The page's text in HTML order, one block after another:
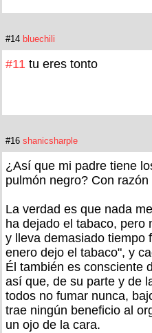
#14 bluechili
#11 tu eres tonto
#16 shanicsharple
¿Así que mi padre tiene
pulmón negro? Con
La verdad es que nada
ha dejado el tabaco, pero
y lleva demasiado tiempo
enero dejo el tabaco", y
Él también es consciente
así que, de su parte y de
todos no fumar nunca,
trae ningún beneficio al
un ojo de la cara.